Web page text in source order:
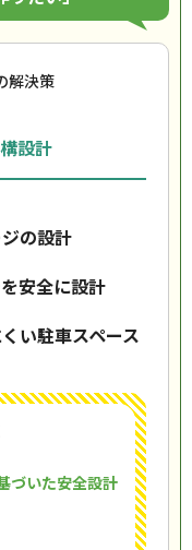
解決策
設計
の設計
安全に設計
い駐車スペース
づいた安全設計